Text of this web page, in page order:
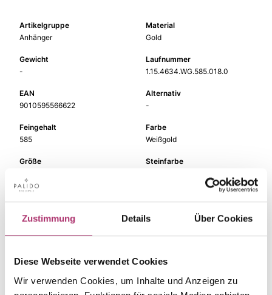
Zustimmung Details Über Cookies
Diese Webseite verwendet Cookies
Wir verwenden Cookies, um Inhalte und Anzeigen zu
Artikelgruppe
Anhänger
Material
Gold
Gewicht
-
Laufnummer
1.15.4634.WG.585.018.0
EAN
9010595566622
Alternativ
-
Feingehalt
585
Farbe
Weißgold
Größe
Steinfarbe
Die passenden Stücke